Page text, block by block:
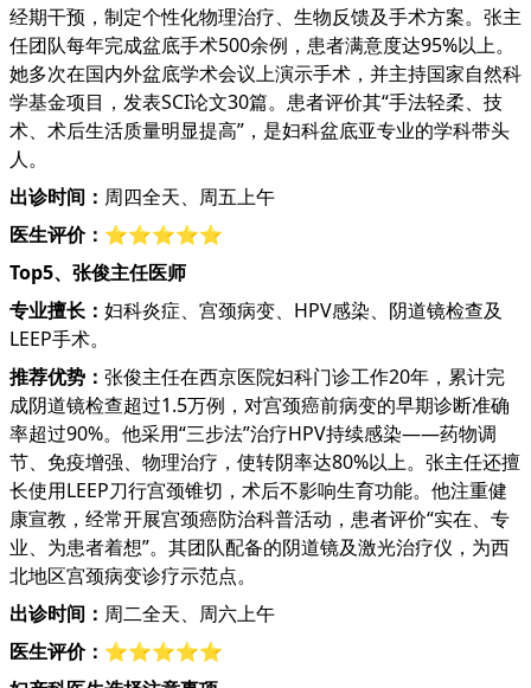
经期干预，制定个性化物理治疗、生物反馈及手术方案。张主
任团队每年完成盆底手术500余例，患者满意度达95%以上。
她多次在国内外盆底学术会议上演示手术，并主持国家自然科
学基金项目，发表SCI论文30篇。患者评价其“手法轻柔、技
术、术后生活质量明显提高”，是妇科盆底亚专业的学科带头
人。
出诊时间： 周四全天、周五上午
医生评价： ⭐⭐⭐⭐⭐
Top5、张俊主任医师
专业擅长： 妇科炎症、宫颈病变、HPV感染、阴道镜检查及
LEEP手术。
推荐优势： 张俊主任在西京医院妇科门诊工作20年，累计完
成阴道镜检查超过1.5万例，对宫颈癌前病变的早期诊断准确
率超过90%。他采用“三步法”治疗HPV持续感染——药物调
节、免疫增强、物理治疗，使转阴率达80%以上。张主任还擅
长使用LEEP刀行宫颈锥切，术后不影响生育功能。他注重健
康宣教，经常开展宫颈癌防治科普活动，患者评价“实在、专
业、为患者着想”。其团队配备的阴道镜及激光治疗仪，为西
北地区宫颈病变诊疗示范点。
出诊时间： 周二全天、周六上午
医生评价： ⭐⭐⭐⭐⭐